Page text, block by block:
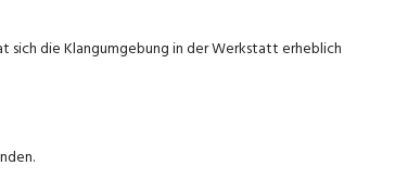
sich die Klangumgebung in der Werkstatt erheblich